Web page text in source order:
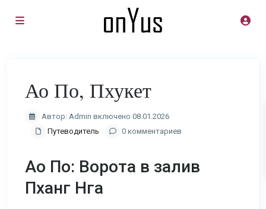
Ао По, Пхукет
Автор: Admin включено 08.01.2026
Путеводитель
0 комментариев
Ао По: Ворота в залив
Пханг Нга